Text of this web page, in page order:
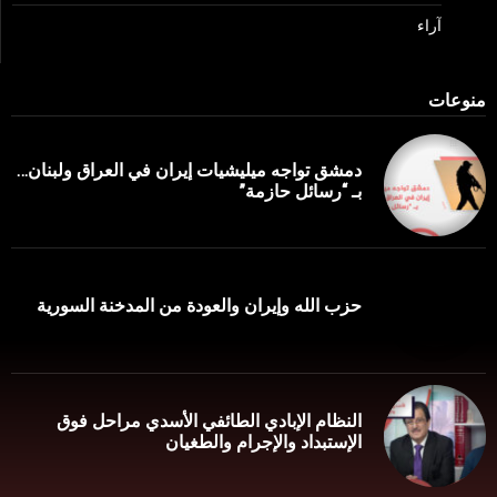
آراء
منوعات
دمشق تواجه ميليشيات إيران في العراق ولبنان…
بـ “رسائل حازمة”
حزب الله وإيران والعودة من المدخنة السورية
النظام الإبادي الطائفي الأسدي مراحل فوق
الإستبداد والإجرام والطغيان